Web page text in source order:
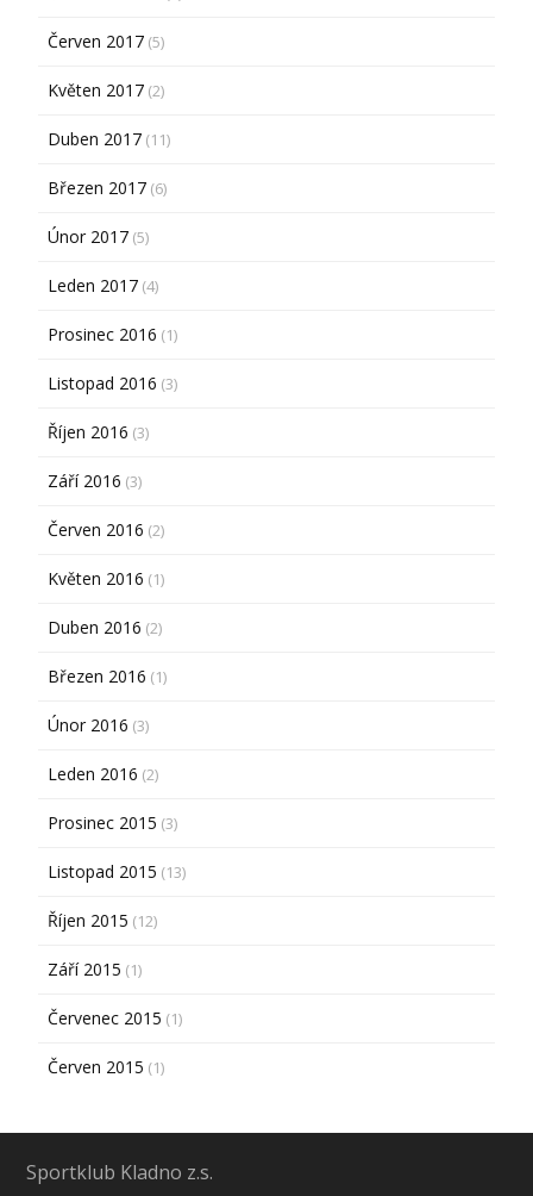
Červen 2017 (5)
Květen 2017 (2)
Duben 2017 (11)
Březen 2017 (6)
Únor 2017 (5)
Leden 2017 (4)
Prosinec 2016 (1)
Listopad 2016 (3)
Říjen 2016 (3)
Září 2016 (3)
Červen 2016 (2)
Květen 2016 (1)
Duben 2016 (2)
Březen 2016 (1)
Únor 2016 (3)
Leden 2016 (2)
Prosinec 2015 (3)
Listopad 2015 (13)
Říjen 2015 (12)
Září 2015 (1)
Červenec 2015 (1)
Červen 2015 (1)
Sportklub Kladno z.s.